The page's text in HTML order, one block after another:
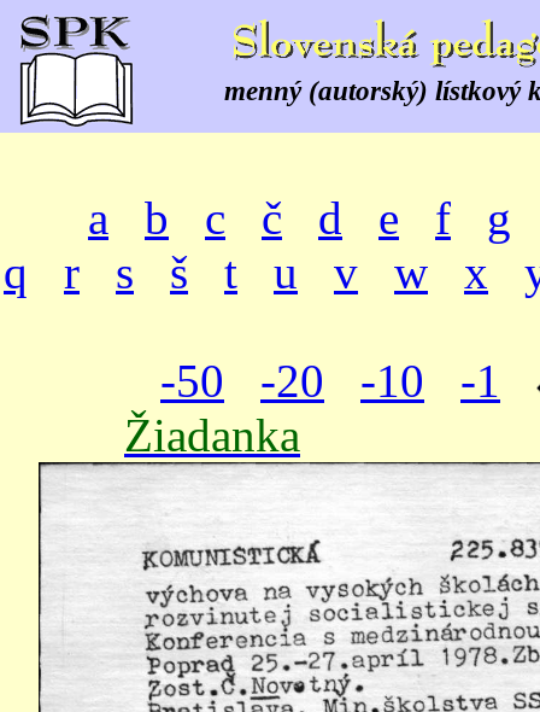
menný (autorský) lístkový
a b c č d e f
g
q
r s š t u v w x
-50 -20 -10
-1
Žiadanka